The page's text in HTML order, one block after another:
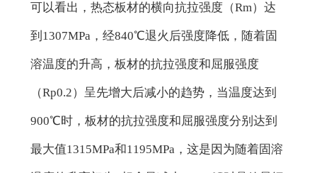
可以看出，热态板材的横向抗拉强度（Rm）达
到1307MPa，经840℃退火后强度降低，随着固
溶温度的升高，板材的抗拉强度和屈服强度
（Rp0.2）呈先增大后减小的趋势，当温度达到
900℃时，板材的抗拉强度和屈服强度分别达到
最大值1315MPa和1195MPa，这是因为随着固溶